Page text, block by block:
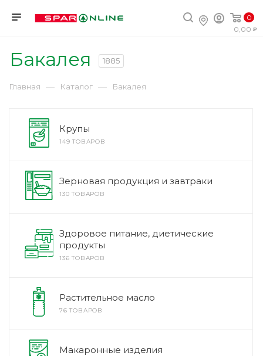
0
0,00
Бакалея 1885
Главная — Каталог — Бакалея
Крупы
149 ТОВАРОВ
Зерновая продукция и завтраки
130 ТОВАРОВ
Здоровое питание, диетические
продукты
136 ТОВАРОВ
Растительное масло
76 ТОВАРОВ
Макаронные изделия